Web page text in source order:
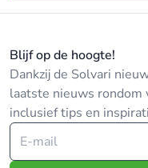
Blijf op de hoogte!
Dankzij de Solvari
laatste nieuws rondom
inclusief tips en